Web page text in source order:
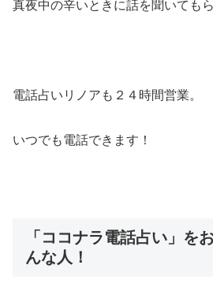
真夜中の辛いときに話を聞いても
電話占いリノアも２４時間営業。
いつでも電話できます！
「ココナラ電話占い」を
んな人！